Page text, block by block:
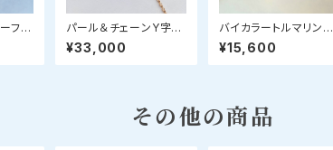
フチ
パール＆チェーンY字マ
ンテルネックレス
¥33,000
バイカラートルマリンネ
ックレス(フリーフォー
ム）
¥15,600
その他の商品